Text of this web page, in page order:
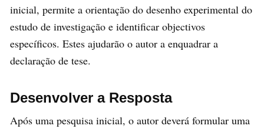
inicial, permite a orientação do desenho experimental do
estudo de investigação e identificar objectivos
específicos. Estes ajudarão o autor a enquadrar a
declaração de tese.
Desenvolver a Resposta
Após uma pesquisa inicial, o autor deverá formular uma